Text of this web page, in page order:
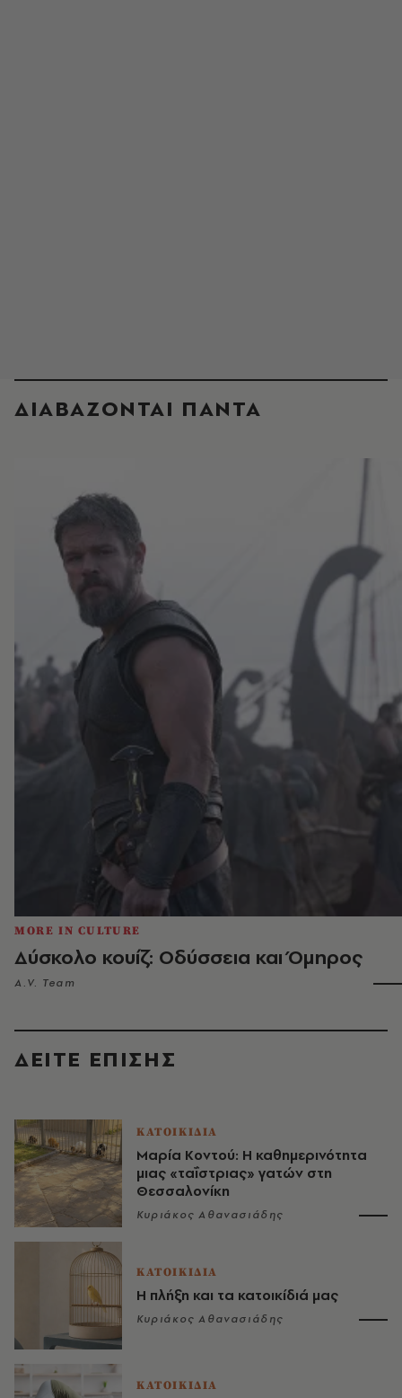
ΔΙΑΒΑΖΟΝΤΑΙ ΠΑΝΤΑ
MORE IN CULTURE
Δύσκολο κουίζ: Οδύσσεια και Όμηρος
A.V. Team
ΔΕΙΤΕ ΕΠΙΣΗΣ
ΚΑΤΟΙΚΙΔΙΑ
Μαρία Κοντού: Η καθημερινότητα
μιας «ταΐστριας» γατών στη
Θεσσαλονίκη
Κυριάκος Αθανασιάδης
ΚΑΤΟΙΚΙΔΙΑ
Η πλήξη και τα κατοικίδιά μας
Κυριάκος Αθανασιάδης
ΚΑΤΟΙΚΙΔΙΑ